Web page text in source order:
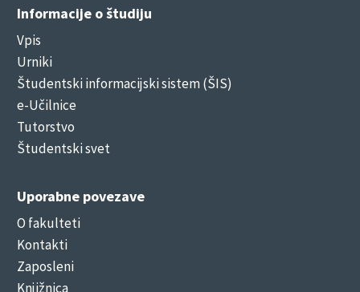
Informacije o študiju
Vpis
Urniki
Študentski informacijski sistem (ŠIS)
e-Učilnice
Tutorstvo
Študentski svet
Uporabne povezave
O fakulteti
Kontakti
Zaposleni
Knjižnica